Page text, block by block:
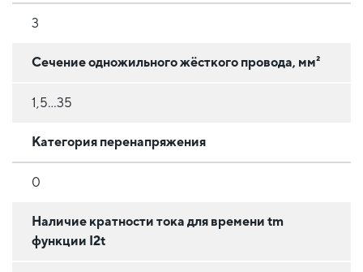
3
Сечение одножильного жёсткого провода, мм²
1,5...35
Категория перенапряжения
0
Наличие кратности тока для времени tm
функции I2t